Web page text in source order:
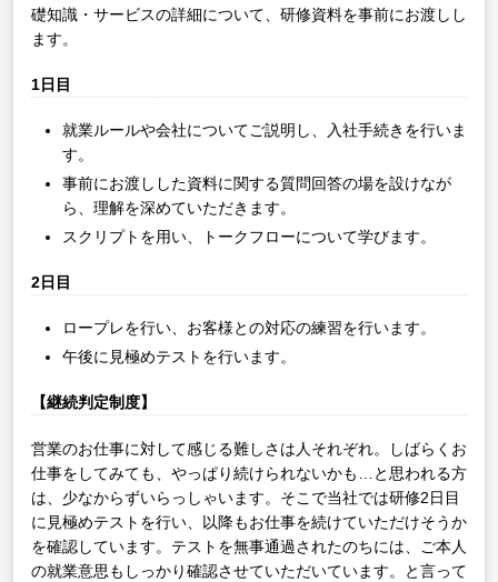
礎知識・サービスの詳細について、研修資料を事前にお渡しし
ます。
1日目
就業ルールや会社についてご説明し、入社手続きを行いま
す。
事前にお渡しした資料に関する質問回答の場を設けなが
ら、理解を深めていただきます。
スクリプトを用い、トークフローについて学びます。
2日目
ロープレを行い、お客様との対応の練習を行います。
午後に見極めテストを行います。
【継続判定制度】
営業のお仕事に対して感じる難しさは人それぞれ。しばらくお
仕事をしてみても、やっぱり続けられないかも…と思われる方
は、少なからずいらっしゃいます。そこで当社では研修2日目
に見極めテストを行い、以降もお仕事を続けていただけそうか
を確認しています。テストを無事通過されたのちには、ご本人
の就業意思もしっかり確認させていただいています。と言って